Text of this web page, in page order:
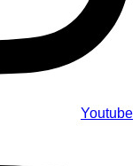
Youtube